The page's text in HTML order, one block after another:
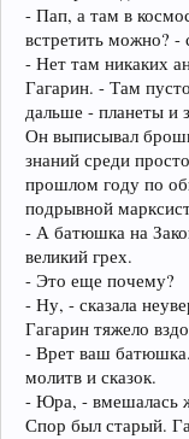
- Пап, а там в
встретить можно? -
- Нет там никаких
Гагарин. - Там
дальше - планеты и
Он выписывал
знаний среди
прошлом году по
подрывной
- А батюшка на
великий грех.
- Это еще почему?
- Ну, - сказала
Гагарин тяжело
- Врет ваш
молитв и сказок.
- Юра, - вмешалась
Спор был старый.